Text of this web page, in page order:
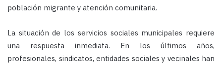
población migrante y atención comunitaria.
La situación de los servicios sociales municipales requiere
una respuesta inmediata. En los últimos años,
profesionales, sindicatos, entidades sociales y vecinales han